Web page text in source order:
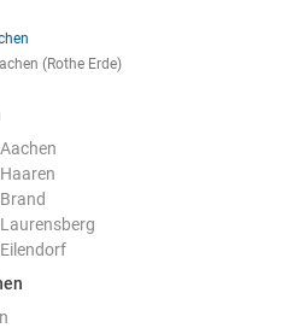
(Rothe Erde)